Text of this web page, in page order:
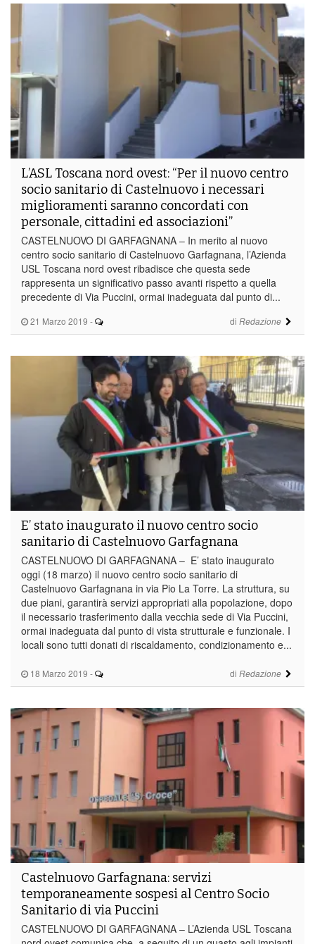
21 Marzo 2019 - di Redazione
L’ASL Toscana nord ovest: “Per il nuovo centro
socio sanitario di Castelnuovo i necessari
miglioramenti saranno concordati con
personale, cittadini ed associazioni”
CASTELNUOVO DI GARFAGNANA – In merito al nuovo
centro socio sanitario di Castelnuovo Garfagnana, l’Azienda
USL Toscana nord ovest ribadisce che questa sede
rappresenta un significativo passo avanti rispetto a quella
precedente di Via Puccini, ormai inadeguata dal punto di...
18 Marzo 2019 - di Redazione
E’ stato inaugurato il nuovo centro socio
sanitario di Castelnuovo Garfagnana
CASTELNUOVO DI GARFAGNANA – E’ stato inaugurato
oggi (18 marzo) il nuovo centro socio sanitario di
Castelnuovo Garfagnana in via Pio La Torre. La struttura, su
due piani, garantirà servizi appropriati alla popolazione, dopo
il necessario trasferimento dalla vecchia sede di Via Puccini,
ormai inadeguata dal punto di vista strutturale e funzionale. I
locali sono tutti donati di riscaldamento, condizionamento e...
Castelnuovo Garfagnana: servizi
temporaneamente sospesi al Centro Socio
Sanitario di via Puccini
CASTELNUOVO DI GARFAGNANA – L’Azienda USL Toscana